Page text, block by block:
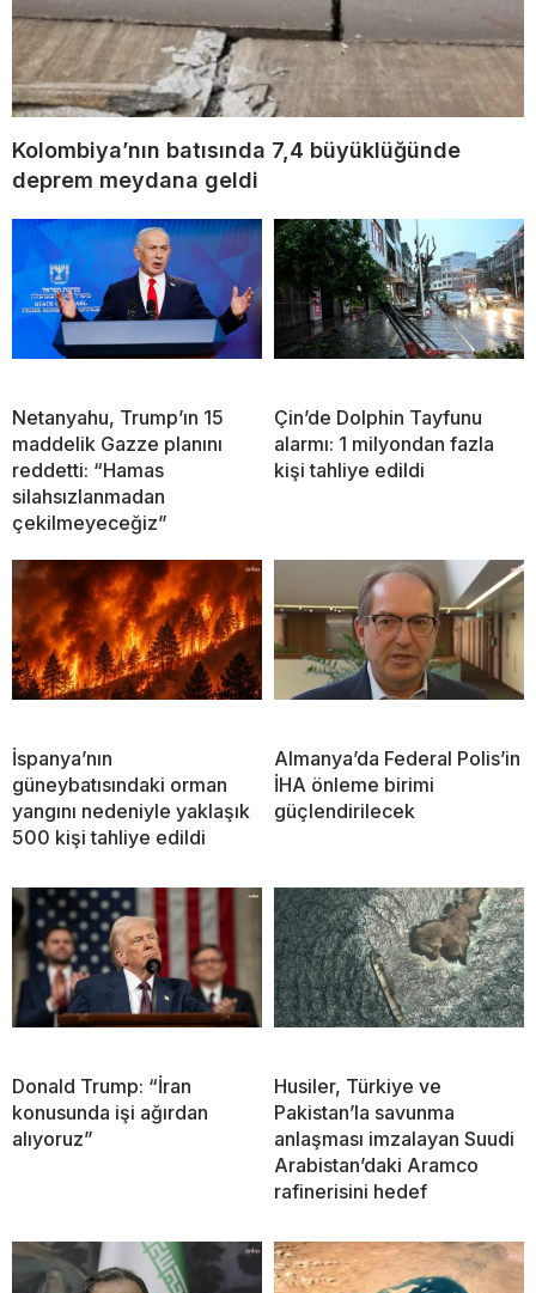
Kolombiya’nın batısında 7,4 büyüklüğünde
deprem meydana geldi
Netanyahu, Trump’ın 15
maddelik Gazze planını
reddetti: “Hamas
silahsızlanmadan
çekilmeyeceğiz”
Çin’de Dolphin Tayfunu
alarmı: 1 milyondan fazla
kişi tahliye edildi
İspanya’nın
güneybatısındaki orman
yangını nedeniyle yaklaşık
500 kişi tahliye edildi
Almanya’da Federal Polis’in
İHA önleme birimi
güçlendirilecek
Donald Trump: “İran
konusunda işi ağırdan
alıyoruz”
Husiler, Türkiye ve
Pakistan’la savunma
anlaşması imzalayan Suudi
Arabistan’daki Aramco
rafinerisini hedef